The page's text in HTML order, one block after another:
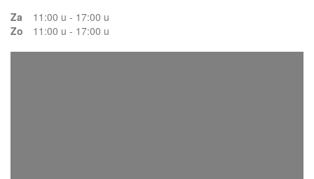
Za
11:00 u - 17:00 u
Zo
11:00 u - 17:00 u